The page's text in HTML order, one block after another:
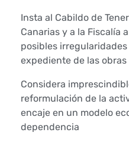
Insta al Cabildo de
Canarias y a la Fiscalía
posibles
expediente de las obras
Considera
reformulación de la
encaje en un modelo
dependencia